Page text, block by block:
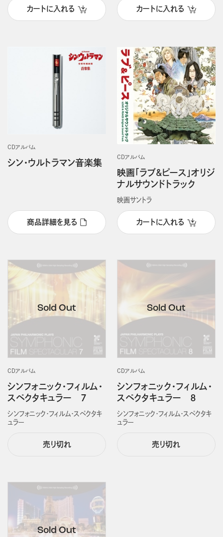
カートに入れる カートに入れる
CDアルバム
シン・ウルトラマン音楽集
商品詳細を見る
CDアルバム
映画「ラブ&ピース」オリジ
ナルサウンドトラック
映画サントラ
カートに入れる
CDアルバム
シンフォニック・フィルム・
スペクタキュラー ７
シンフォニック・フィルム・スペクタキ
ュラー
売り切れ
CDアルバム
シンフォニック・フィルム・
スペクタキュラー ８
シンフォニック・フィルム・スペクタキ
ュラー
売り切れ